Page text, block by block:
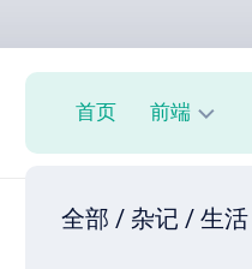
首页 前端
端
全部 / 杂记 / 生活